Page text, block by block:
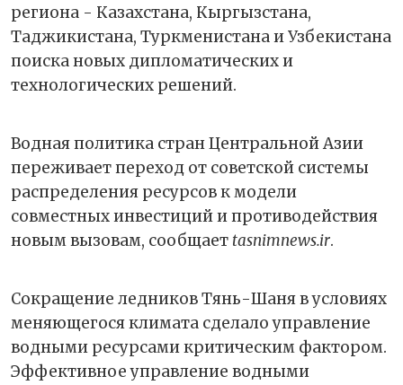
региона - Казахстана, Кыргызстана,
Таджикистана, Туркменистана и Узбекистана
поиска новых дипломатических и
технологических решений.
Водная политика стран Центральной Азии
переживает переход от советской системы
распределения ресурсов к модели
совместных инвестиций и противодействия
новым вызовам, сообщает tasnimnews.ir.
Сокращение ледников Тянь-Шаня в условиях
меняющегося климата сделало управление
водными ресурсами критическим фактором.
Эффективное управление водными